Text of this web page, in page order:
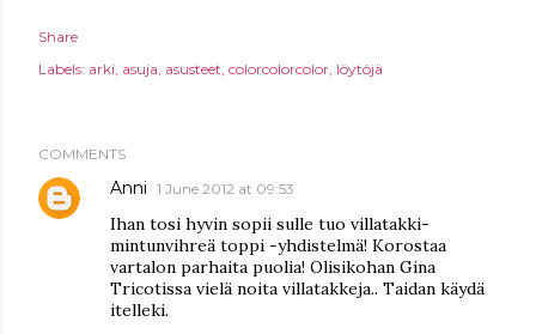
Share
Labels: arki asuja asusteet colorcolorcolor löytöjä
COMMENTS
Anni 1 June 2012 at 09:53
Ihan tosi hyvin sopii sulle tuo villatakki-
mintunvihreä toppi -yhdistelmä! Korostaa
vartalon parhaita puolia! Olisikohan Gina
Tricotissa vielä noita villatakkeja.. Taidan käydä
itelleki.